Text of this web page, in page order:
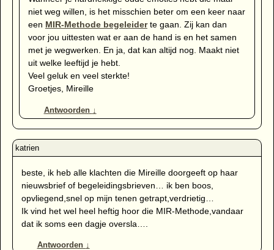
niet weg willen, is het misschien beter om een keer naar
een MIR-Methode begeleiderte gaan. Zij kan dan
voor jou uittesten wat er aan de hand is en het samen
met je wegwerken. En ja, dat kan altijd nog. Maakt niet
uit welke leeftijd je hebt.
Veel geluk en veel sterkte!
Groetjes, Mireille
Antwoorden ↓
beste, ik heb alle klachten die Mireille doorgeeft op haar
nieuwsbrief of begeleidingsbrieven… ik ben boos,
opvliegend,snel op mijn tenen getrapt,verdrietig…
Ik vind het wel heel heftig hoor die MIR-Methode,vandaar
dat ik soms een dagje oversla….
Antwoorden ↓